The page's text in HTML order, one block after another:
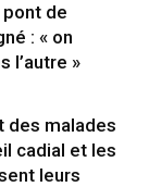
de
: « on
l’autre »
des malades
cadial et les
leurs